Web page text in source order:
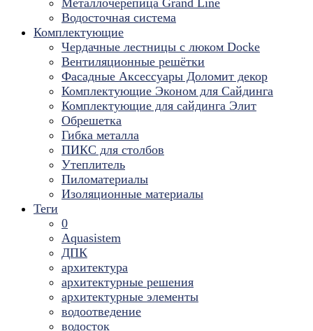
Металлочерепица Grand Line
Водосточная система
Комплектующие
Чердачные лестницы с люком Docke
Вентиляционные решётки
Фасадные Аксессуары Доломит декор
Комплектующие Эконом для Сайдинга
Комплектующие для cайдинга Элит
Обрешетка
Гибка металла
ПИКС для столбов
Утеплитель
Пиломатериалы
Изоляционные материалы
Теги
0
Aquasistem
ДПК
архитектура
архитектурные решения
архитектурные элементы
водоотведение
водосток